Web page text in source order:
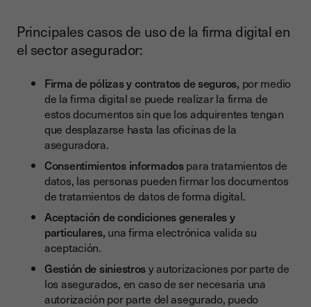
Principales casos de uso de la firma digital en
el sector asegurador:
Firma de pólizas y contratos de seguros, por medio
de la firma digital se puede realizar la firma de
estos documentos sin que los adquirentes tengan
que desplazarse hasta las oficinas de la
aseguradora.
Consentimientos informadospara tratamientos de
datos, las personas pueden firmar los documentos
de tratamientos de datos de forma digital.
Aceptación de condiciones generales y
particulares, una firma electrónica valida su
aceptación.
Gestión de siniestrosy autorizaciones por parte de
los asegurados, en caso de ser necesaria una
autorización por parte del asegurado, puedo